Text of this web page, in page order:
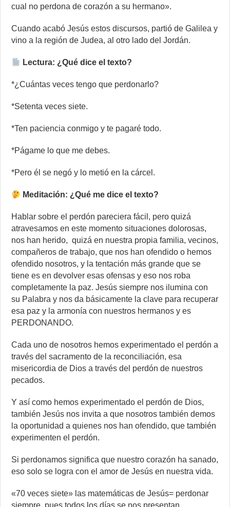
cual no perdona de corazón a su hermano».
Cuando acabó Jesús estos discursos, partió de Galilea y
vino a la región de Judea, al otro lado del Jordán.
Lectura: ¿Qué dice el texto?
*¿Cuántas veces tengo que perdonarlo?
*Setenta veces siete.
*Ten paciencia conmigo y te pagaré todo.
*Págame lo que me debes.
*Pero él se negó y lo metió en la cárcel.
Meditación: ¿Qué me dice el texto?
Hablar sobre el perdón pareciera fácil, pero quizá
atravesamos en este momento situaciones dolorosas,
nos han herido, quizá en nuestra propia familia, vecinos,
compañeros de trabajo, que nos han ofendido o hemos
ofendido nosotros, y la tentación más grande que se
tiene es en devolver esas ofensas y eso nos roba
completamente la paz. Jesús siempre nos ilumina con
su Palabra y nos da básicamente la clave para recuperar
esa paz y la armonía con nuestros hermanos y es
PERDONANDO.
Cada uno de nosotros hemos experimentado el perdón a
través del sacramento de la reconciliación, esa
misericordia de Dios a través del perdón de nuestros
pecados.
Y así como hemos experimentado el perdón de Dios,
también Jesús nos invita a que nosotros también demos
la oportunidad a quienes nos han ofendido, que también
experimenten el perdón.
Si perdonamos significa que nuestro corazón ha sanado,
eso solo se logra con el amor de Jesús en nuestra vida.
«70 veces siete» las matemáticas de Jesús= perdonar
siempre, pues todos los días se nos presentan